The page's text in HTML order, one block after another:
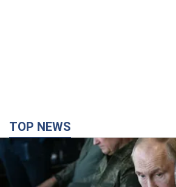
TOP NEWS